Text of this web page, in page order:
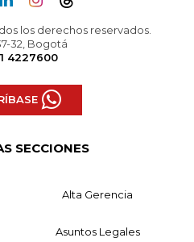
los derechos reservados.
32, Bogotá
4227600
SECCIONES
Alta Gerencia
Asuntos Legales